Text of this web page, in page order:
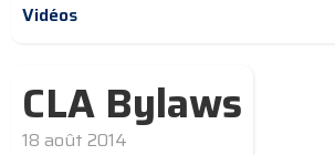
Vidéos
CLA Bylaws
18 août 2014